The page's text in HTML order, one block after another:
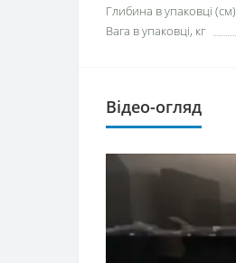
Глибина в упаковці (см)
Вага в упаковці, кг
Відео-огляд